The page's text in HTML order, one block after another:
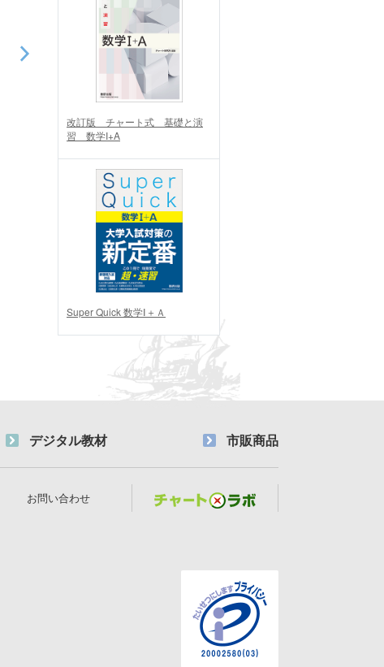
改訂版 チャート式 基礎と演
習 数学I+A
Super Quick 数学Ⅰ＋Ａ
デジタル教材 市販商品
お問い合わせ